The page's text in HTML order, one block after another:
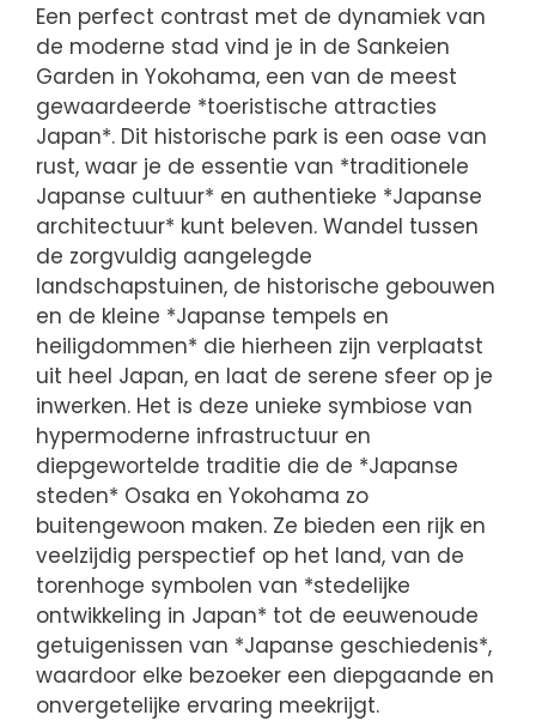
Een perfect contrast met de dynamiek van
de moderne stad vind je in de Sankeien
Garden in Yokohama, een van de meest
gewaardeerde *toeristische attracties
Japan*. Dit historische park is een oase van
rust, waar je de essentie van *traditionele
Japanse cultuur* en authentieke *Japanse
architectuur* kunt beleven. Wandel tussen
de zorgvuldig aangelegde
landschapstuinen, de historische gebouwen
en de kleine *Japanse tempels en
heiligdommen* die hierheen zijn verplaatst
uit heel Japan, en laat de serene sfeer op je
inwerken. Het is deze unieke symbiose van
hypermoderne infrastructuur en
diepgewortelde traditie die de *Japanse
steden* Osaka en Yokohama zo
buitengewoon maken. Ze bieden een rijk en
veelzijdig perspectief op het land, van de
torenhoge symbolen van *stedelijke
ontwikkeling in Japan* tot de eeuwenoude
getuigenissen van *Japanse geschiedenis*,
waardoor elke bezoeker een diepgaande en
onvergetelijke ervaring meekrijgt.